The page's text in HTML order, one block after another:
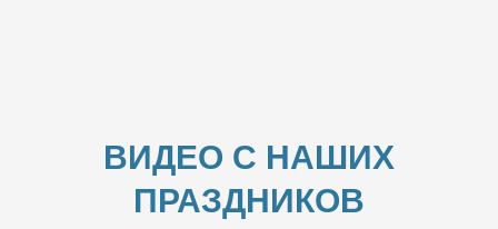
ВИДЕО С НАШИХ
ПРАЗДНИКОВ